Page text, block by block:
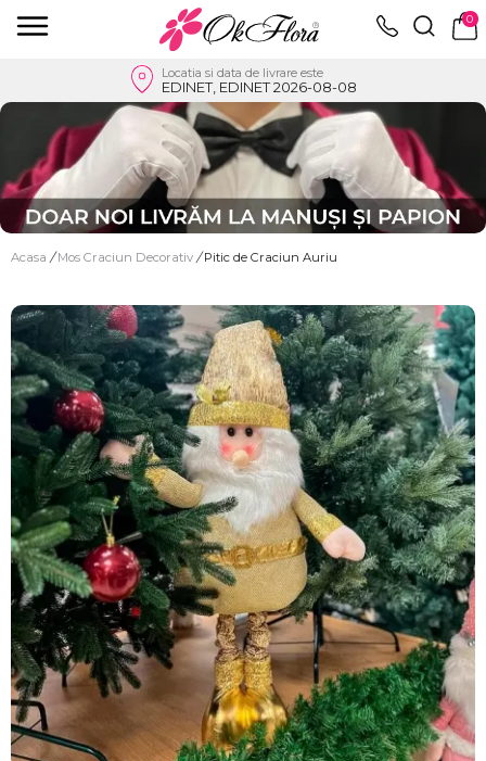
0
Locatia si data de livrare este
EDINET, EDINET 2026-08-08
Acasa / Mos Craciun Decorativ / Pitic de Craciun Auriu